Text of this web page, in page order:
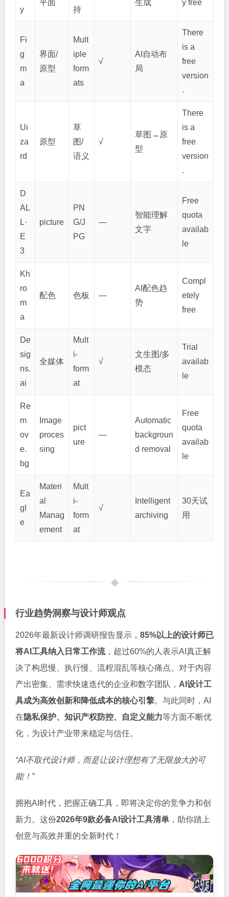
y
平面
持
生成
y free
Fi
g
m
a
界面/
原型
Mult
iple
form
ats
√
AI自动布
局
There
is a
free
version
.
Ui
za
rd
原型
草
图/
语义
√
草图→原
型
There
is a
free
version
.
D
AL
L·
E
3
picture
PN
G/J
PG
—
智能理解
文字
Free
quota
availab
le
Kh
ro
m
a
配色 色板 —
AI配色趋
势
Compl
etely
free
De
sig
ns.
ai
全媒体
Mult
i-
form
at
√
文生图/多
模态
Trial
availab
le
Re
m
ov
e.
bg
Image
proces
sing
pict
ure
—
Automatic
backgroun
d removal
Free
quota
availab
le
Ea
gl
e
Materi
al
Manag
ement
Mult
i-
form
at
√
Intelligent
archiving
30天试
用
行业趋势洞察与设计师观点
2026年最新设计师调研报告显示， 85%以上的设计师已
将AI工具纳入日常工作流，超过60%的人表示AI真正解
决了构思慢、执行慢、流程混乱等核心痛点。对于内容
产出密集、需求快速迭代的企业和数字团队， AI设计工
具成为高效创新和降低成本的核心引擎。与此同时，AI
在隐私保护、知识产权防控、自定义能力等方面不断优
化，为设计产业带来稳定与信任。
“AI不取代设计师，而是让设计理想有了无限放大的可
能！”
拥抱AI时代，把握正确工具，即将决定你的竞争力和创
新力。这份2026年9款必备AI设计工具清单 ，助你踏上
创意与高效并重的全新时代！